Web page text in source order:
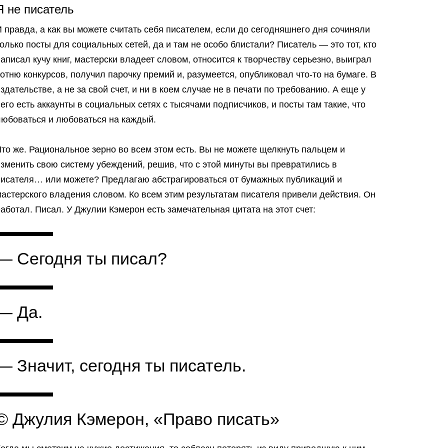
не писатель
правда, а как вы можете считать себя писателем, если до сегодняшнего дня сочиняли
посты для социальных сетей, да и там не особо блистали? Писатель — это тот, кто
кучу книг, мастерски владеет словом, относится к творчеству серьезно, выиграл
конкурсов, получил парочку премий и, разумеется, опубликовал что-то на бумаге. В
а не за свой счет, и ни в коем случае не в печати по требованию. А еще у
есть аккаунты в социальных сетях с тысячами подписчиков, и посты там такие, что
и любоваться на каждый.
же. Рациональное зерно во всем этом есть. Вы не можете щелкнуть пальцем и
свою систему убеждений, решив, что с этой минуты вы превратились в
или можете? Предлагаю абстрагироваться от бумажных публикаций и
владения словом. Ко всем этим результатам писателя привели действия. Он
Писал. У Джулии Кэмерон есть замечательная цитата на этот счет:
Сегодня ты писал?
Да.
Значит, сегодня ты писатель.
Джулия Кэмерон, «Право писать»